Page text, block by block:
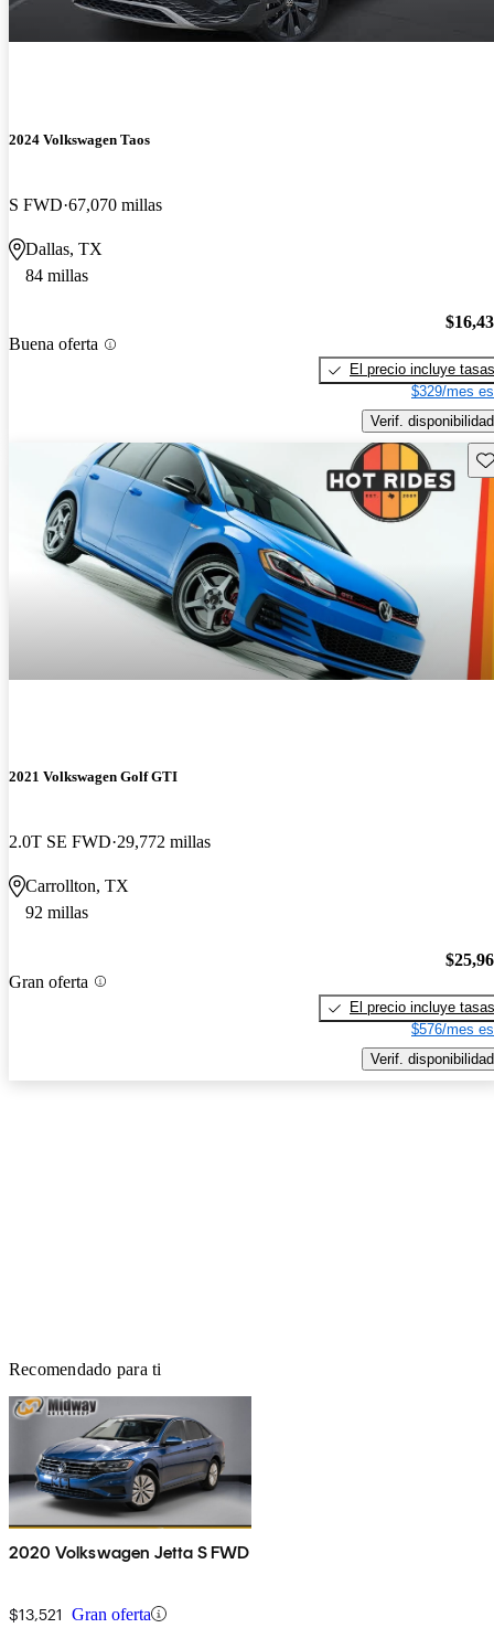
2024 Volkswagen Taos
S FWD 67,070 millas
Dallas, TX
84 millas
Buena oferta
El precio incluye tasas
$329/mes
Verif. disponibilidad
2021 Volkswagen Golf GTI
2.0T SE FWD 29,772 millas
Carrollton, TX
92 millas
Gran oferta
El precio incluye tasas
$576/mes
Verif. disponibilidad
Recomendado para ti
2020 Volkswagen Jetta S FWD
$13,521 Gran oferta